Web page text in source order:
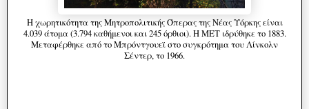
Η χωρητικότητα της Μητροπολιτικής Όπερας της Νέας Υόρκης είναι
4.039 άτομα (3.794 καθήμενοι και 245 όρθιοι). Η ΜΕΤ ιδρύθηκε το 1883.
Μεταφέρθηκε από το Μπρόντγουεϊ στο συγκρότημα του Λίνκολν
Σέντερ, το 1966.